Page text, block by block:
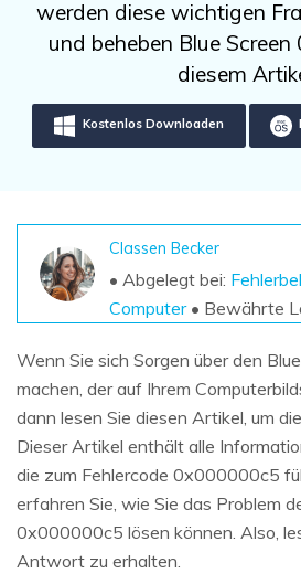
Unbegrenzte Daten vom
Kostenlos
Kostenlos
Weitere Produkte
Repairit - Datenreparatur
UBackit - Datensicherung
Datenverlust-Szenarien
ALLE FUNKTIONEN
Aktuelles Thema
werden diese wichtigen
und beheben Blue
diesem
Kostenlos Downloaden
Classen Becker
• Abgelegt bei:
Computer• Bewährte
Wenn Sie sich Sorgen über den
machen, der auf Ihrem
dann lesen Sie diesen Artikel, um
Dieser Artikel enthält alle
die zum Fehlercode 0x000000c5
erfahren Sie, wie Sie das Problem
0x000000c5 lösen können. Also,
Antwort zu erhalten.